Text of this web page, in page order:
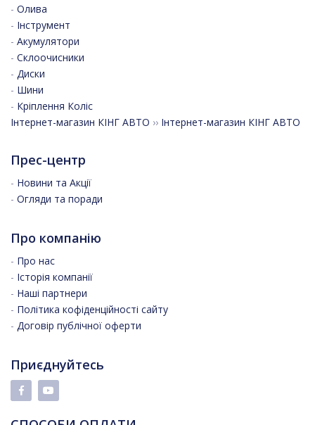
- Олива
- Інструмент
- Акумулятори
- Склоочисники
- Диски
- Шини
- Кріплення Коліс
Інтернет-магазин КІНГ АВТО ›› Інтернет-магазин КІНГ АВТО
Прес-центр
- Новини та Акції
- Огляди та поради
Про компанію
- Про нас
- Історія компанії
- Наші партнери
- Політика кофіденційності сайту
- Договір публічної оферти
Приєднуйтесь